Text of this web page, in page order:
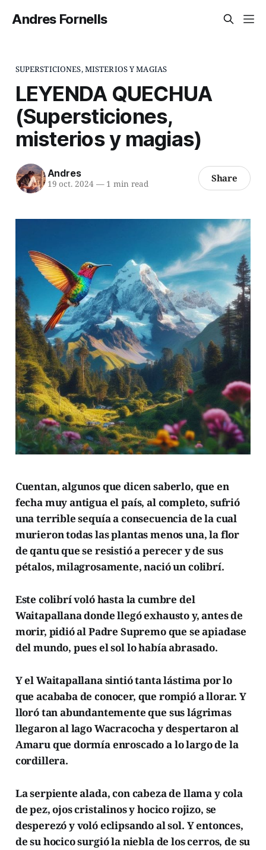
Andres Fornells
SUPERSTICIONES, MISTERIOS Y MAGIAS
LEYENDA QUECHUA
(Supersticiones,
misterios y magias)
Andres
19 oct. 2024 —1 min read Share
Cuentan, algunos que dicen saberlo, que en
fecha muy antigua el país, al completo, sufrió
una terrible sequía a consecuencia de la cual
murieron todas las plantas menos una, la flor
de qantu que se resistió a perecer y de sus
pétalos, milagrosamente, nació un colibrí.
Este colibrí voló hasta la cumbre del
Waitapallana donde llegó exhausto y, antes de
morir, pidió al Padre Supremo que se apiadase
del mundo, pues el sol lo había abrasado.
Y el Waitapallana sintió tanta lástima por lo
que acababa de conocer, que rompió a llorar. Y
lloró tan abundantemente que sus lágrimas
llegaron al lago Wacracocha y despertaron al
Amaru que dormía enroscado a lo largo de la
cordillera.
La serpiente alada, con cabeza de llama y cola
de pez, ojos cristalinos y hocico rojizo, se
desperezó y voló eclipsando al sol. Y entonces,
de su hocico surgió la niebla de los cerros, de su